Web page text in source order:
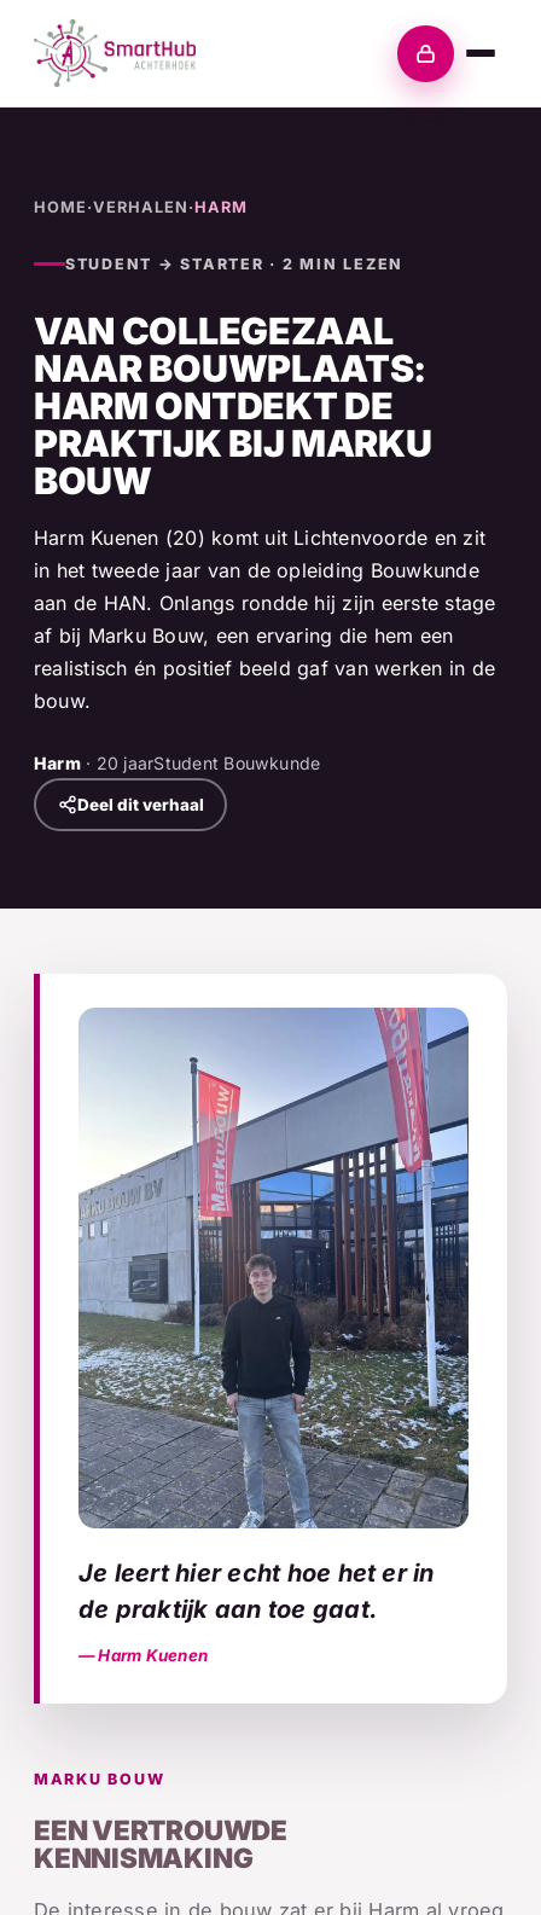
content
Inloggen
HOME ·VERHALEN ·HARM
STUDENT → STARTER · 2 MIN LEZEN
VAN COLLEGEZAAL
NAAR BOUWPLAATS:
HARM ONTDEKT DE
PRAKTIJK BIJ MARKU
BOUW
Harm Kuenen (20) komt uit Lichtenvoorde en zit
in het tweede jaar van de opleiding Bouwkunde
aan de HAN. Onlangs rondde hij zijn eerste stage
af bij Marku Bouw, een ervaring die hem een
realistisch én positief beeld gaf van werken in de
bouw.
Harm· 20 jaarStudent Bouwkunde
Deel dit verhaal
Je leert hier echt hoe het er in
de praktijk aan toe gaat.
— Harm Kuenen
MARKU BOUW
EEN VERTROUWDE
KENNISMAKING
De interesse in de bouw zat er bij Harm al vroeg